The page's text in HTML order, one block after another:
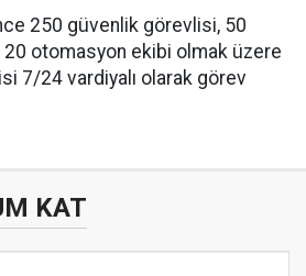
250 güvenlik görevlisi, 50
otomasyon ekibi olmak üzere
7/24 vardiyalı olarak görev
KAT